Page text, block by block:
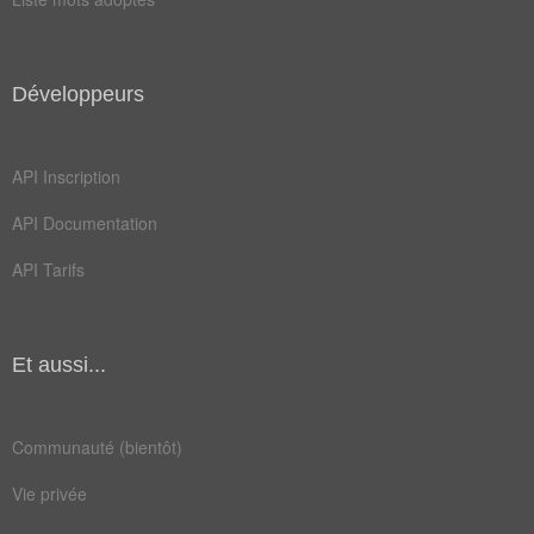
Développeurs
API Inscription
API Documentation
API Tarifs
Et aussi...
Communauté (bientôt)
Vie privée